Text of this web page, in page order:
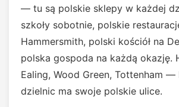
— tu są polskie sklepy w każdej
szkoły sobotnie, polskie
Hammersmith, polski kościół na
polska gospoda na każdą okazję.
Ealing, Wood Green, Tottenham
dzielnic ma swoje polskie ulice.